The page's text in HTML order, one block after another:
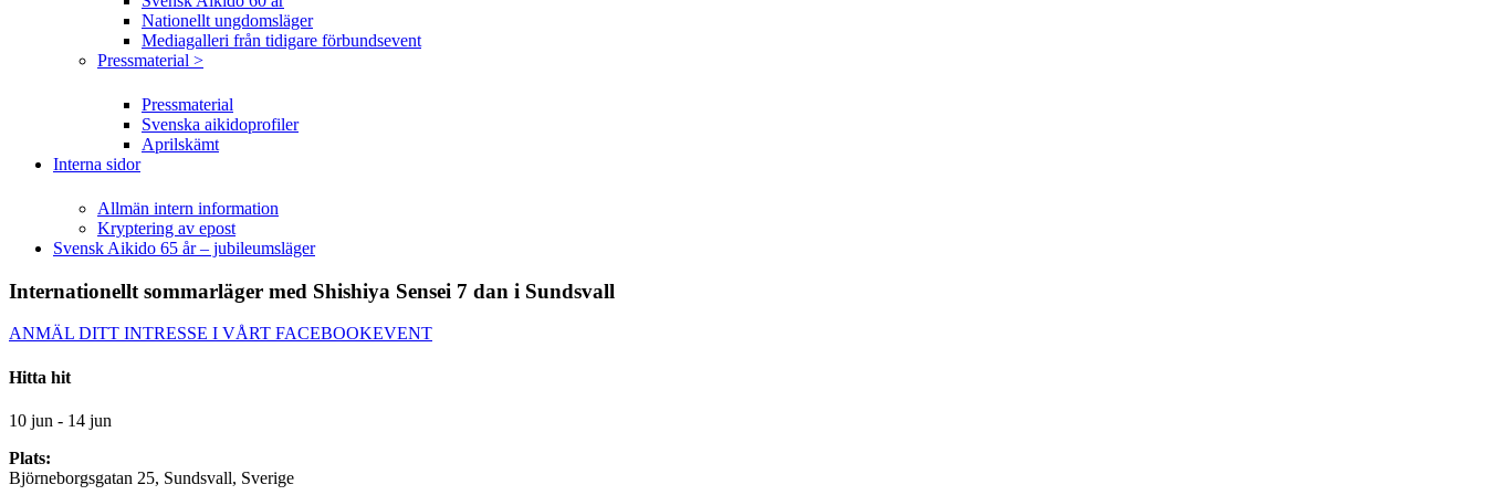
Nationellt ungdomsläger
Mediagalleri från tidigare förbundsevent
Pressmaterial >
Pressmaterial
Svenska aikidoprofiler
Aprilskämt
Interna sidor
Allmän intern information
Kryptering av epost
Svensk Aikido 65 år – jubileumsläger
Internationellt sommarläger med Shishiya Sensei 7 dan i Sundsvall
ANMÄL DITT INTRESSE I VÅRT FACEBOOKEVENT
Hitta hit
10 jun - 14 jun
Plats:
Björneborgsgatan 25, Sundsvall, Sverige